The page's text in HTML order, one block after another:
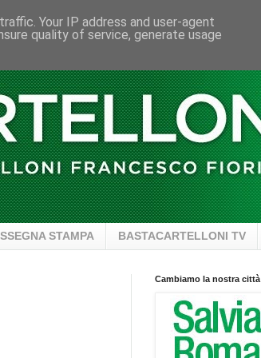
STAMPA BASTACARTELLONI TV
Cambiamo la nostra città
Your IP address and user-agent
quality of service, generate usage